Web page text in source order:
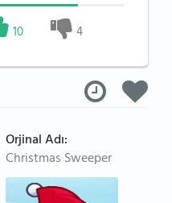
10 4
Orjinal Adı:
Christmas Sweeper